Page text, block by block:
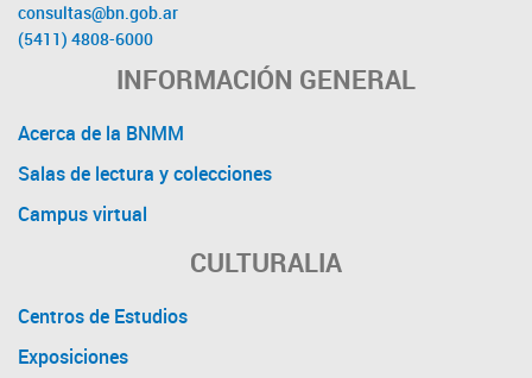
consultas@bn.gob.ar
(5411) 4808-6000
INFORMACIÓN GENERAL
Acerca de la BNMM
Salas de lectura y colecciones
Campus virtual
CULTURALIA
Centros de Estudios
Exposiciones